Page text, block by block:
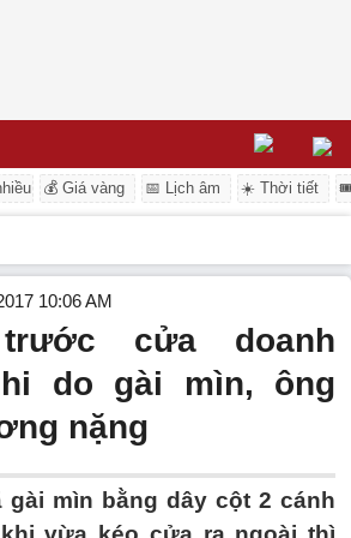
💰 Giá vàng 📅 Lịch âm ☀️ Thời tiết
10:06 AM
cửa doanh
do gài mìn, ông
nặng
gài mìn bằng dây cột 2 cánh